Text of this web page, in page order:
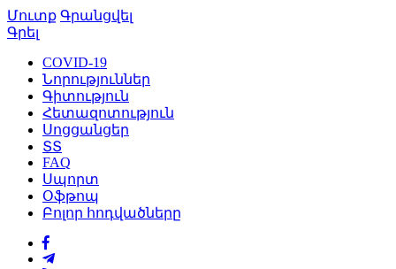
Մուտք Գրանցվել
Գրել
COVID-19
Նորություններ
Գիտություն
Հետազոտություն
Սոցցանցեր
ՏՏ
FAQ
Սպորտ
Օֆթոպ
Բոլոր հոդվածները